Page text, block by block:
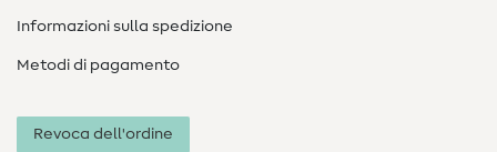
Informazioni sulla spedizione
Metodi di pagamento
Revoca dell'ordine